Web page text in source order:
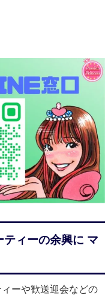
ィーの余興に マ
ーや歓送迎会などの